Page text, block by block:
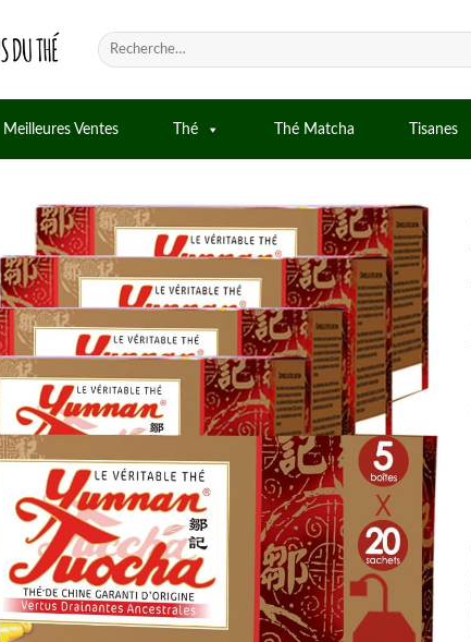
Recherche
pour :
Meilleures Ventes Thé Thé Matcha Tisanes